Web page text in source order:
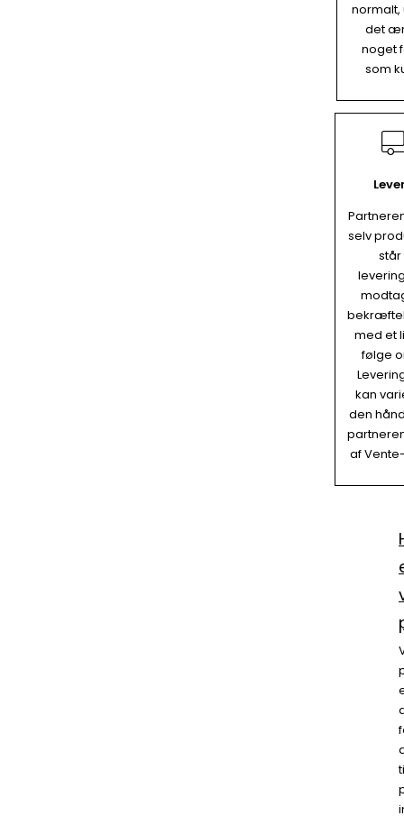
normalt,
det
noget
som
selv
står
med et
følge
kan
den
af